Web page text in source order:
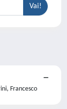
Francesco